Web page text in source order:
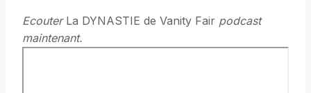
EcouterLa DYNASTIE de Vanity Fair podcast
maintenant.